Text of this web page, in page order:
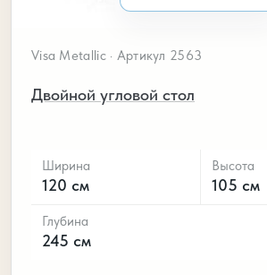
Visa Metallic · Артикул 2563
Двойной угловой стол
Ширина
120 см
Высота
105 см
Глубина
245 см